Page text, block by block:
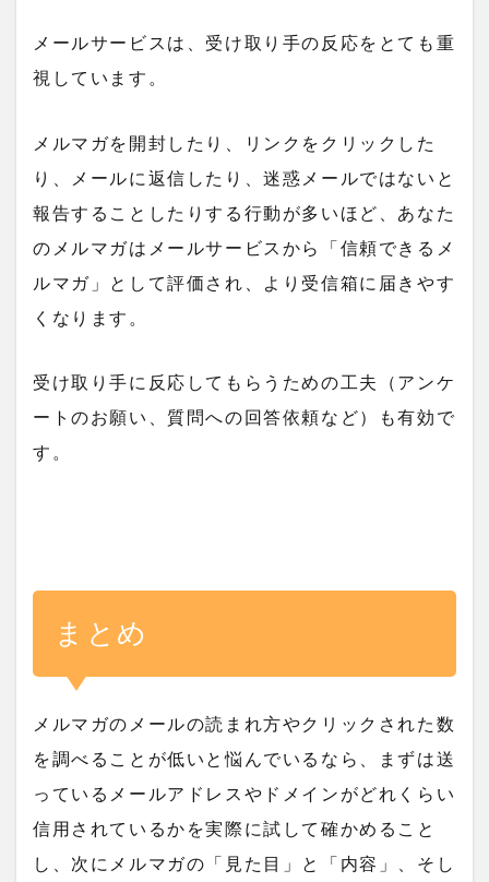
メールサービスは、受け取り手の反応をとても重
視しています。
メルマガを開封したり、リンクをクリックした
り、メールに返信したり、迷惑メールではないと
報告することしたりする行動が多いほど、あなた
のメルマガはメールサービスから「信頼できるメ
ルマガ」として評価され、より受信箱に届きやす
くなります。
受け取り手に反応してもらうための工夫（アンケ
ートのお願い、質問への回答依頼など）も有効で
す。
まとめ
メルマガのメールの読まれ方やクリックされた数
を調べることが低いと悩んでいるなら、まずは送
っているメールアドレスやドメインがどれくらい
信用されているかを実際に試して確かめること
し、次にメルマガの「見た目」と「内容」、そし